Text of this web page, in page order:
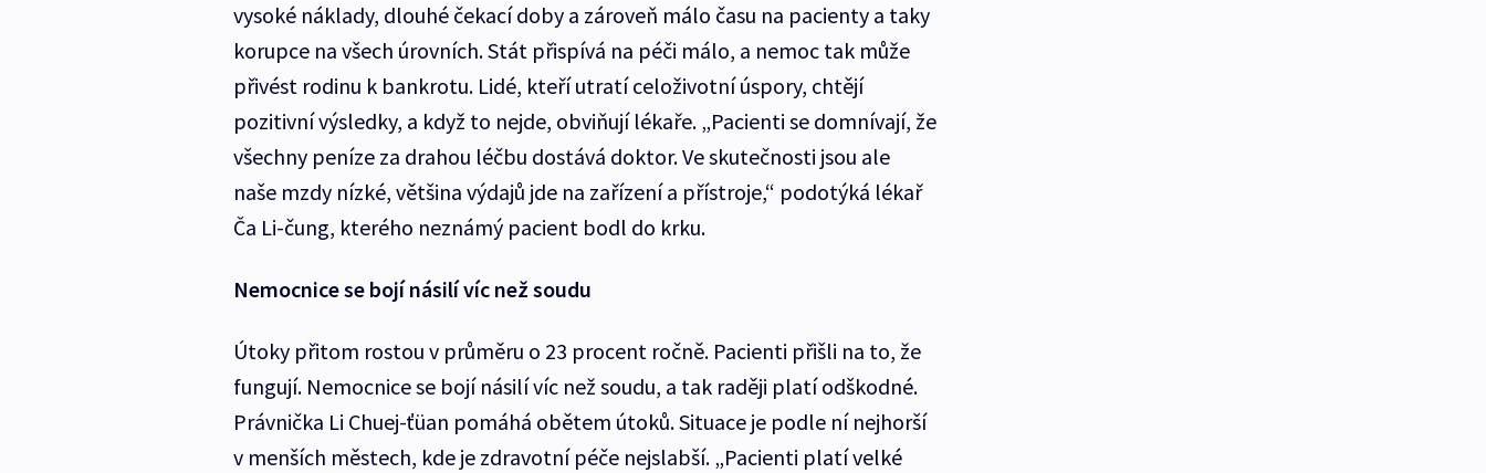
vysoké náklady, dlouhé čekací doby a zároveň málo času na pacienty a taky
korupce na všech úrovních. Stát přispívá na péči málo, a nemoc tak může
přivést rodinu k bankrotu. Lidé, kteří utratí celoživotní úspory, chtějí
pozitivní výsledky, a když to nejde, obviňují lékaře. „Pacienti se domnívají, že
všechny peníze za drahou léčbu dostává doktor. Ve skutečnosti jsou ale
naše mzdy nízké, většina výdajů jde na zařízení a přístroje,“ podotýká lékař
Ča Li-čung, kterého neznámý pacient bodl do krku.
Nemocnice se bojí násilí víc než soudu
Útoky přitom rostou v průměru o 23 procent ročně. Pacienti přišli na to, že
fungují. Nemocnice se bojí násilí víc než soudu, a tak raději platí odškodné.
Právnička Li Chuej-ťüan pomáhá obětem útoků. Situace je podle ní nejhorší
v menších městech, kde je zdravotní péče nejslabší. „Pacienti platí velké